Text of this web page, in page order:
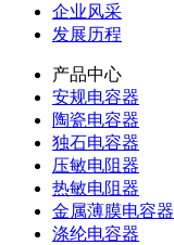
企业风采
发展历程
产品中心
安规电容器
陶瓷电容器
独石电容器
压敏电阻器
热敏电阻器
金属薄膜电容器
涤纶电容器